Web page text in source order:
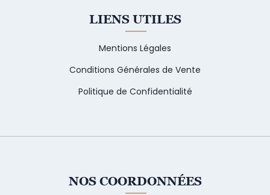
LIENS UTILES
Mentions Légales
Conditions Générales de Vente
Politique de Confidentialité
NOS COORDONNÉES